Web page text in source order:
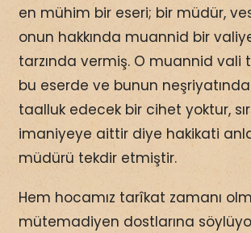
en mühim bir eseri; bir müdür,
onun hakkında muannid bir
tarzında vermiş. O muannid vali
bu eserde ve bunun
taalluk edecek bir cihet yoktur,
imaniyeye aittir diye hakikati
müdürü tekdir etmiştir.
Hem hocamız tarîkat zamanı
mütemadiyen dostlarına